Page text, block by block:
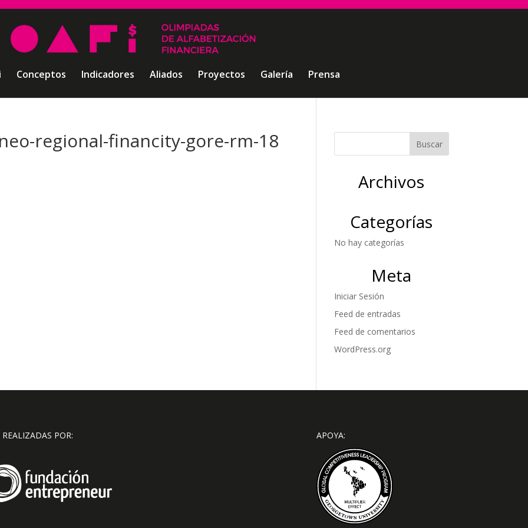
Conceptos Indicadores Aliados Proyectos Galería Prensa
regional-financity-gore-rm-18
Archivos
Categorías
No hay categorías
Meta
Iniciar Sesión
Feed de entradas
Feed de comentarios
WordPress.org
POR: APOYA: